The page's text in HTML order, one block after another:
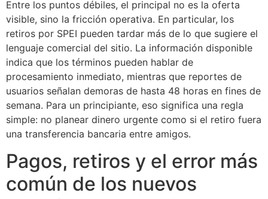
Entre los puntos débiles, el principal no es la oferta
visible, sino la fricción operativa. En particular, los
retiros por SPEI pueden tardar más de lo que sugiere el
lenguaje comercial del sitio. La información disponible
indica que los términos pueden hablar de
procesamiento inmediato, mientras que reportes de
usuarios señalan demoras de hasta 48 horas en fines de
semana. Para un principiante, eso significa una regla
simple: no planear dinero urgente como si el retiro fuera
una transferencia bancaria entre amigos.
Pagos, retiros y el error más
común de los nuevos